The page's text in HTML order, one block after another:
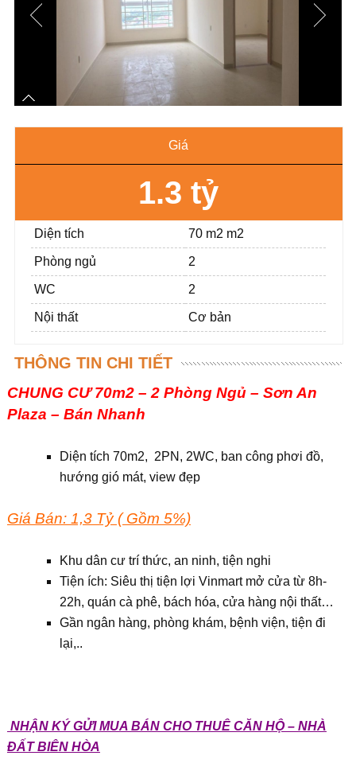
Giá
1.3 tỷ
Diện tích 70 m2 m2
Phòng ngủ 2
WC 2
Nội thất Cơ bản
THÔNG TIN CHI TIẾT
CHUNG CƯ 70m2 – 2 Phòng Ngủ – Sơn An
Plaza – Bán Nhanh
Diện tích 70m2, 2PN, 2WC, ban công phơi đồ,
hướng gió mát, view đẹp
Giá Bán: 1,3 Tỷ ( Gồm 5%)
Khu dân cư trí thức, an ninh, tiện nghi
Tiện ích: Siêu thị tiện lợi Vinmart mở cửa từ 8h-
22h, quán cà phê, bách hóa, cửa hàng nội thất…
Gần ngân hàng, phòng khám, bệnh viện, tiện đi
lại,..
NHẬN KÝ GỬI MUA BÁN CHO THUÊ CĂN HỘ – NHÀ
ĐẤT BIÊN HÒA